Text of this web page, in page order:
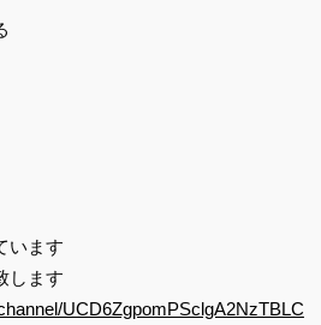
います
します
UCD6ZgpomPSclgA2NzTBLC